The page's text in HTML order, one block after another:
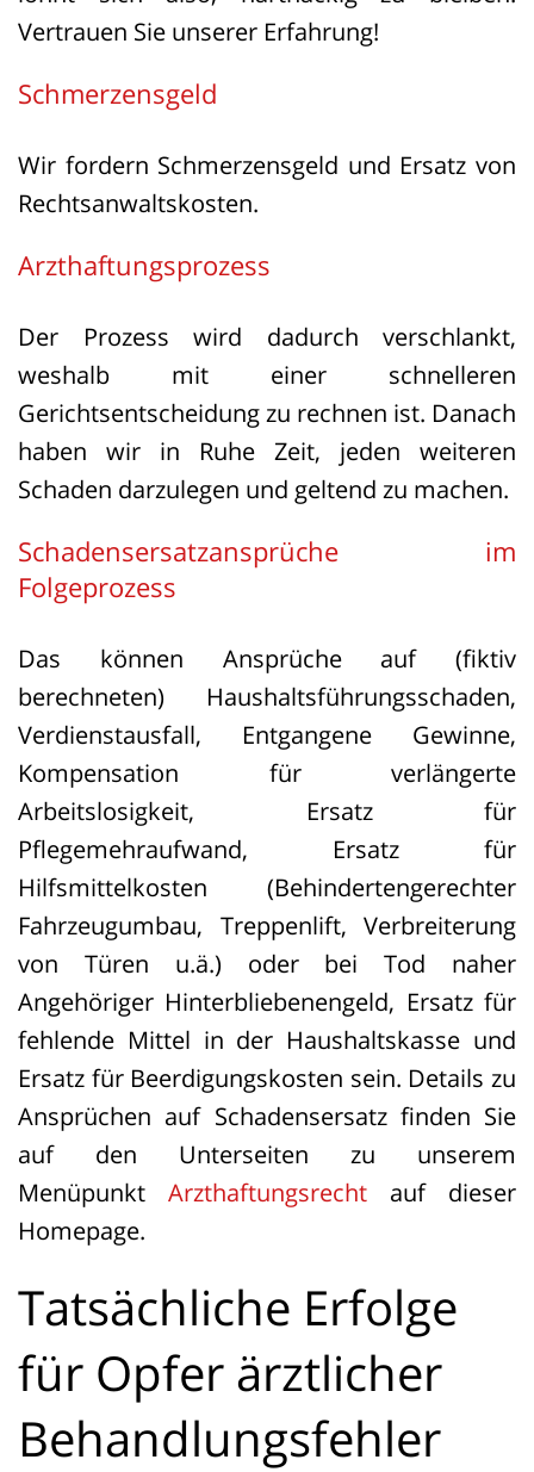
Vertrauen Sie unserer Erfahrung!
Schmerzensgeld
Wir fordern Schmerzensgeld und Ersatz von
Rechtsanwaltskosten.
Arzthaftungsprozess
Der Prozess wird dadurch verschlankt,
weshalb mit einer schnelleren
Gerichtsentscheidung zu rechnen ist. Danach
haben wir in Ruhe Zeit, jeden weiteren
Schaden darzulegen und geltend zu machen.
Schadensersatzansprüche im
Folgeprozess
Das können Ansprüche auf (fiktiv
berechneten) Haushaltsführungsschaden,
Verdienstausfall, Entgangene Gewinne,
Kompensation für verlängerte
Arbeitslosigkeit, Ersatz für
Pflegemehraufwand, Ersatz für
Hilfsmittelkosten (Behindertengerechter
Fahrzeugumbau, Treppenlift, Verbreiterung
von Türen u.ä.) oder bei Tod naher
Angehöriger Hinterbliebenengeld, Ersatz für
fehlende Mittel in der Haushaltskasse und
Ersatz für Beerdigungskosten sein. Details zu
Ansprüchen auf Schadensersatz finden Sie
auf den Unterseiten zu unserem
Menüpunkt Arzthaftungsrecht auf dieser
Homepage.
Tatsächliche Erfolge
für Opfer ärztlicher
Behandlungsfehler